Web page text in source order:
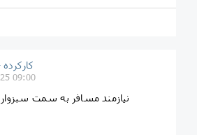
Karkarde - کارکرده
09:00
نیازمند مسافر به سمت